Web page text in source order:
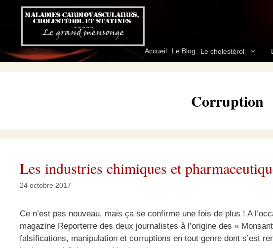
Accueil Le Blog Le cholestérol
Corruption
Les industries chimiques et
24 octobre 2017
Ce n’est pas nouveau, mais ça se confirme une fois de plus ! A
magazine Reporterre des deux journalistes à l’origine des «
falsifications, manipulation et corruptions en tout genre dont s’est